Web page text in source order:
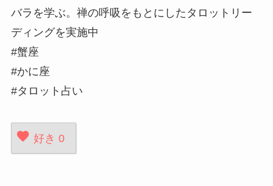
バラを学ぶ。禅の呼吸をもとにしたタロットリー
ディングを実施中
#蟹座
#かに座
#タロット占い
好き 0